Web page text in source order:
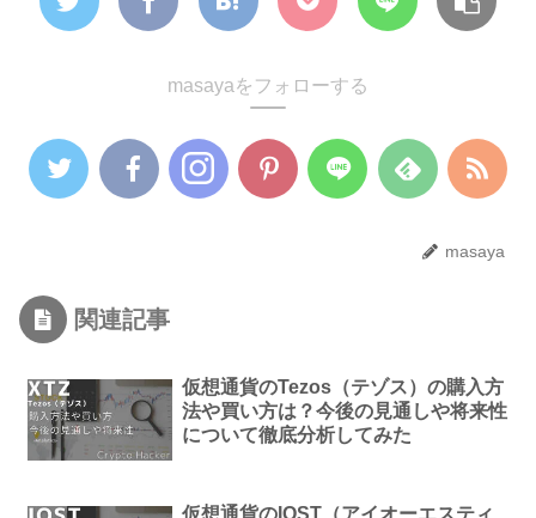
masayaをフォローする
masaya
関連記事
仮想通貨のTezos（テゾス）の購入方
法や買い方は？今後の見通しや将来性
について徹底分析してみた
仮想通貨のIOST（アイオーエスティ